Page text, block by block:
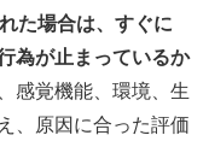
た場合は、すぐに
為が止まっているか
感覚機能、環境、生
、原因に合った評価